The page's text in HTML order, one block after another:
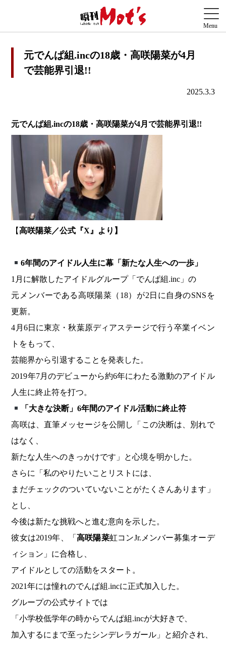
元でんぱ組.incの18歳・高咲陽菜が4月
で芸能界引退!!
2025.3.3
元でんぱ組.incの18歳・高咲陽菜が4月で芸能界引退!!
【高咲陽菜／公式『X』より】
6年間のアイドル人生に幕「新たな人生への一歩」
1月に解散したアイドルグループ「でんぱ組.inc」の
元メンバーである高咲陽菜（18）が2日に自身のSNSを
更新。
4月6日に東京・秋葉原ディアステージで行う卒業イベン
トをもって、
芸能界から引退することを発表した。
2019年7月のデビューから約6年にわたる激動のアイドル
人生に終止符を打つ。
「大きな決断」6年間のアイドル活動に終止符
高咲は、直筆メッセージを公開し「この決断は、別れで
はなく、
新たな人生へのきっかけです」と心境を明かした。
さらに「私のやりたいことリストには、
まだチェックのついていないことがたくさんあります」
とし、
今後は新たな挑戦へと進む意向を示した。
彼女は2019年、「 高咲陽菜虹コンJr.メンバー募集オーデ
ィション」に合格し、
アイドルとしての活動をスタート。
2021年には憧れのでんぱ組.incに正式加入した。
グループの公式サイトでは
「小学校低学年の時からでんぱ組.incが大好きで、
加入するにまで至ったシンデレラガール」と紹介され、